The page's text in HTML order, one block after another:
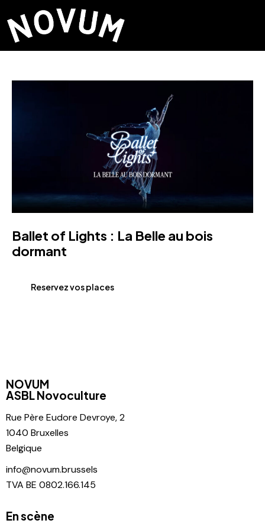
Ballet of Lights : La Belle au bois
dormant
Reservez vos places
NOVUM
ASBL Novoculture
Rue Père Eudore Devroye, 2
1040 Bruxelles
Belgique
info@novum.brussels
TVA BE 0802.166.145
En scène